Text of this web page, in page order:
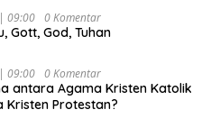
& Simposium Nasional
Perekonomian Nasional dan
09:00 0 Komentar
Gott, God, Tuhan
09:00 0 Komentar
antara Agama Kristen Katolik
Kristen Protestan?